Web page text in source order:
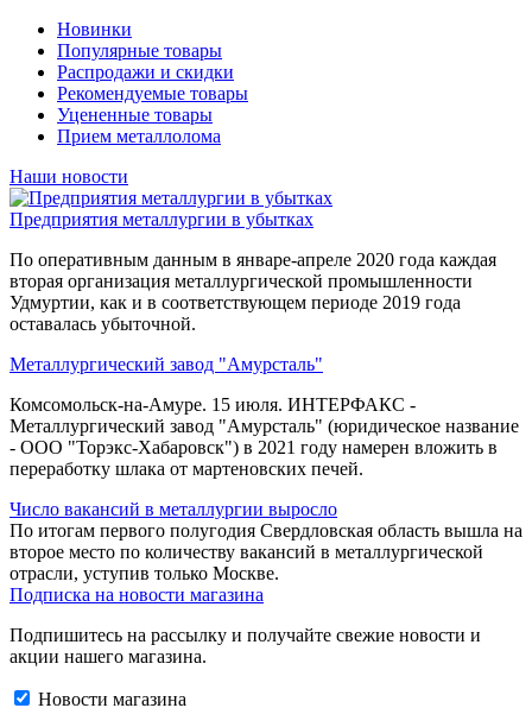
Новинки
Популярные товары
Распродажи и скидки
Рекомендуемые товары
Уцененные товары
Прием металлолома
Наши новости
Предприятия металлургии в убытках
По оперативным данным в январе-апреле 2020 года каждая
вторая организация металлургической промышленности
Удмуртии, как и в соответствующем периоде 2019 года
оставалась убыточной.
Металлургический завод "Амурсталь"
Комсомольск-на-Амуре. 15 июля. ИНТЕРФАКС -
Металлургический завод "Амурсталь" (юридическое название
- ООО "Торэкс-Хабаровск") в 2021 году намерен вложить в
переработку шлака от мартеновских печей.
Число вакансий в металлургии выросло
По итогам первого полугодия Свердловская область вышла на
второе место по количеству вакансий в металлургической
отрасли, уступив только Москве.
Подписка на новости магазина
Подпишитесь на рассылку и получайте свежие новости и
акции нашего магазина.
Новости магазина